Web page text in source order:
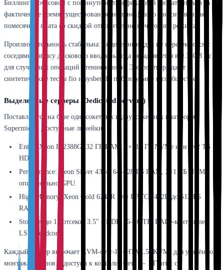
Биллинг: почасовой с поминутной тарификацией (оплата только за
фактическое время существования инстанса) либо фиксированная
помесячная плата со скидкой относительно почасового режима.
Производительность стабильна: выделенные ядра не пересекаются с
соседями, latency дискового ввода-вывода укладывается в 0.3–0.8 мс
для случайных операций чтения/записи. Это подтверждают
синтетические тесты fio и sysbench, публикуемые в сообществе.
Выделенные серверы (Dedicated Servers)
Поставляются на базе односокетных и двухсокетных платформ
Supermicro. Доступные линейки:
Entry: Xeon E-2388G, 32 ГБ RAM, 2×512 ГБ NVMe или 2×2 ТБ
HDD.
Performance: Xeon Silver 4314, 64–128 ГБ RAM, 2×1 ТБ NVMe,
опционально GPU.
High-Memory: Xeon Gold 6248R или EPYC 7402P, до 512 ГБ
RAM.
Storage: до 12 отсеков 3.5" с HDD 16–20 ТБ, RAID-контроллер
LSI/Broadcom.
Каждый сервер включает KVM-over-IP (HTML5 iKVM) для удалённого
монтажа образов и доступа к консоли. Сеть — 1 Гбит/с с